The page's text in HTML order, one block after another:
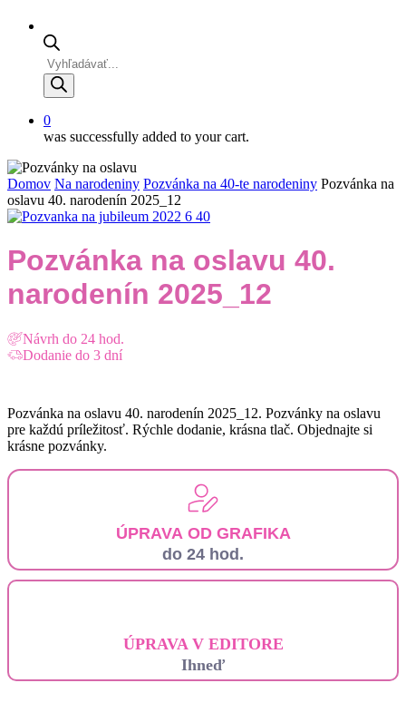
Products
search
0
was successfully added to your cart.
Domov Na narodeniny Pozvánka na 40-te narodeniny Pozvánka na
oslavu 40. narodenín 2025_12
Pozvánka na oslavu 40.
narodenín 2025_12
Návrh do 24 hod.
Dodanie do 3 dní
Pozvánka na oslavu 40. narodenín 2025_12. Pozvánky na oslavu
pre každú príležitosť. Rýchle dodanie, krásna tlač. Objednajte si
krásne pozvánky.
ÚPRAVA OD GRAFIKA
do 24 hod.
ÚPRAVA V EDITORE
Ihneď